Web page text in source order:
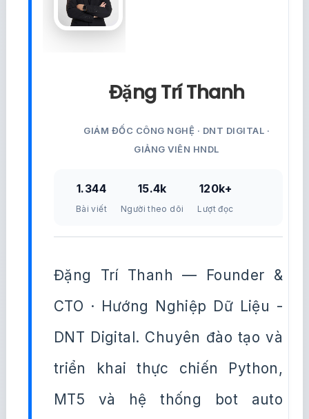
Đặng Trí Thanh
GIÁM ĐỐC CÔNG NGHỆ · DNT DIGITAL ·
GIẢNG VIÊN HNDL
1.344
Bài viết
15.4k
Người theo dõi
120k+
Lượt đọc
Đặng Trí Thanh — Founder &
CTO · Hướng Nghiệp Dữ Liệu -
DNT Digital. Chuyên đào tạo và
triển khai thực chiến Python,
MT5 và hệ thống bot auto